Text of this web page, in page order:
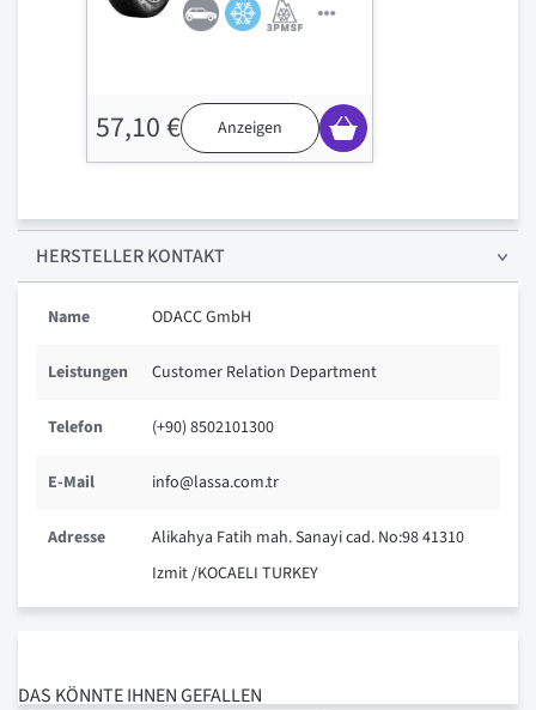
DAS KÖNNTE IHNEN GEFALLEN
57,10 € Anzeigen
HERSTELLER KONTAKT
Name ODACC GmbH
Leistungen Customer Relation Department
Telefon (+90) 8502101300
E-Mail info@lassa.com.tr
Adresse
Alikahya Fatih mah. Sanayi cad. No:98 41310
Izmit /KOCAELI TURKEY